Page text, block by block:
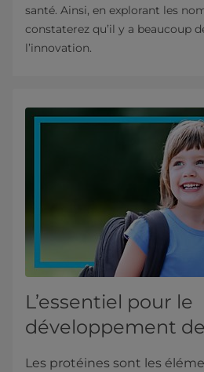
santé. Ainsi, en explorant les
constaterez qu’il y a beaucoup
l’innovation.
L’essentiel pour le
développement
Les protéines sont les